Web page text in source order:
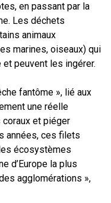
en passant par la
Les déchets
animaux
marines, oiseaux) qui
peuvent les ingérer.
fantôme », lié aux
une réelle
coraux et piéger
années, ces filets
écosystèmes
d’Europe la plus
agglomérations »,